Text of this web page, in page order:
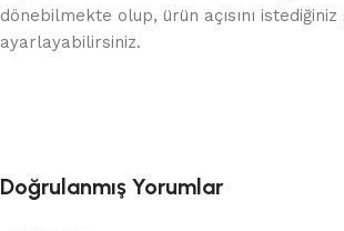
dönebilmekte olup, ürün açısını istediğiniz
ayarlayabilirsiniz.
Doğrulanmış Yorumlar